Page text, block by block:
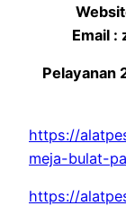
Email :
Pelayanan
https://
meja-bulat-
https://